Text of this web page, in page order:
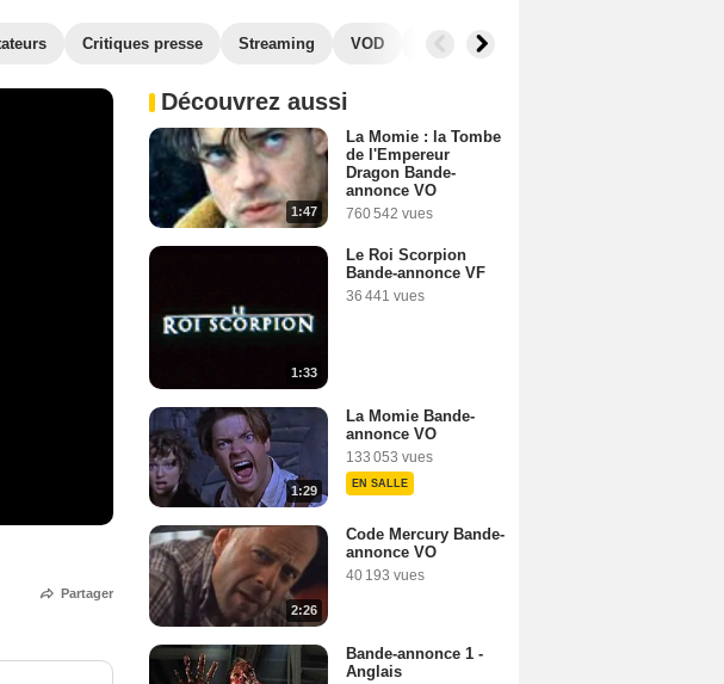
Critiques presse Streaming VOD
Partager
Découvrez aussi
1:47
La Momie : la Tombe
de l'Empereur
Dragon Bande-
annonce VO
760 542 vues
1:33
Le Roi Scorpion
Bande-annonce VF
36 441 vues
1:29
La Momie Bande-
annonce VO
133 053 vues
EN SALLE
2:26
Code Mercury Bande-
annonce VO
40 193 vues
Bande-annonce 1 -
Anglais